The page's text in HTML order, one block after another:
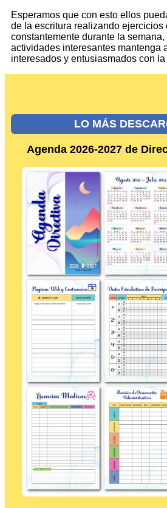
Esperamos que con esto ellos
de la escritura realizando ejercicios
constantemente durante la
actividades interesantes mantenga
interesados y entusiasmados con la
LO MÁS
Agenda 2026-2027 de